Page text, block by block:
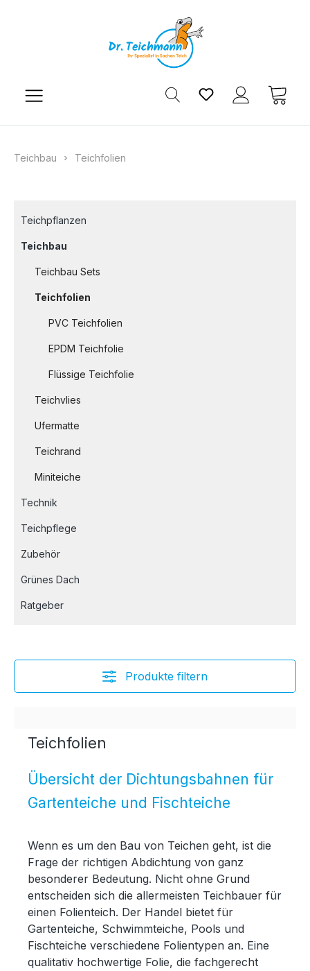
Du hast 0
Teichbau Teichfolien
Teichpflanzen
Teichbau
Teichbau Sets
Teichfolien
PVC Teichfolien
EPDM Teichfolie
Flüssige Teichfolie
Teichvlies
Ufermatte
Teichrand
Miniteiche
Technik
Teichpflege
Zubehör
Grünes Dach
Ratgeber
Produkte filtern
Teichfolien
Übersicht der Dichtungsbahnen für
Gartenteiche und Fischteiche
Wenn es um den Bau von Teichen geht, ist die
Frage der richtigen Abdichtung von ganz
besonderer Bedeutung. Nicht ohne Grund
entscheiden sich die allermeisten Teichbauer für
einen Folienteich. Der Handel bietet für
Gartenteiche, Schwimmteiche, Pools und
Fischteiche verschiedene Folientypen an. Eine
qualitativ hochwertige Folie, die fachgerecht